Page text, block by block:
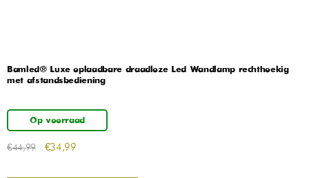
Bamled® Luxe oplaadbare draadloze Led Wandlamp rechthoekig
met afstandsbediening
Op voorraad
€44,99 €34,99